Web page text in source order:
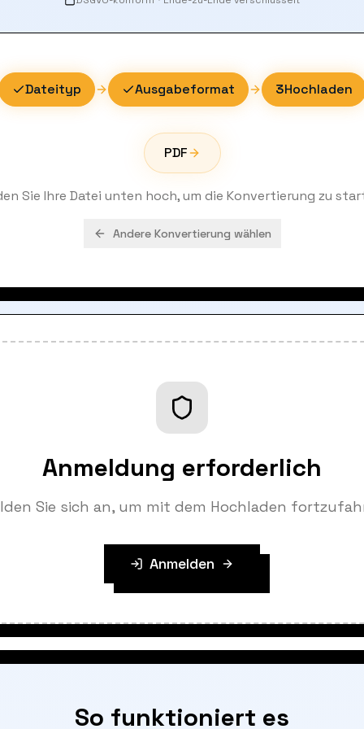
Dateityp Ausgabeformat 3Hochladen
PDF
Sie Ihre Datei unten hoch, um die Konvertierung zu
Andere Konvertierung wählen
Anmeldung erforderlich
Sie sich an, um mit dem Hochladen
Anmelden
So funktioniert es